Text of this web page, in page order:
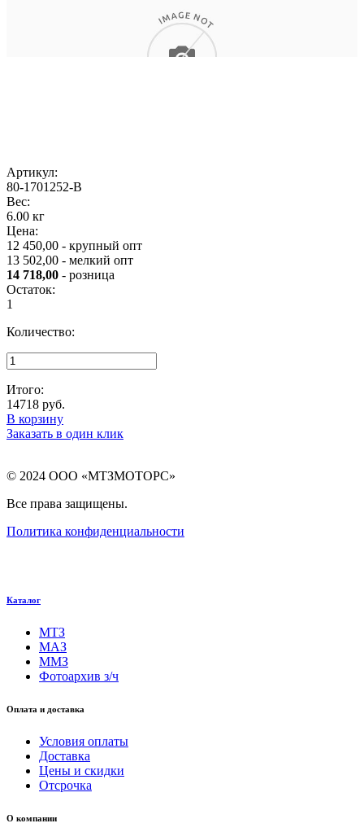
Артикул:
80-1701252-В
Вес:
6.00 кг
Цена:
12 450,00 - крупный опт
13 502,00 - мелкий опт
14 718,00 - розница
Остаток:
1
Количество:
Итого:
14718 руб.
В корзину
Заказать в один клик
© 2024 ООО «МТЗМОТОРС»
Все права защищены.
Политика конфиденциальности
Каталог
МТЗ
МАЗ
ММЗ
Фотоархив з/ч
Оплата и доставка
Условия оплаты
Доставка
Цены и скидки
Отсрочка
О компании